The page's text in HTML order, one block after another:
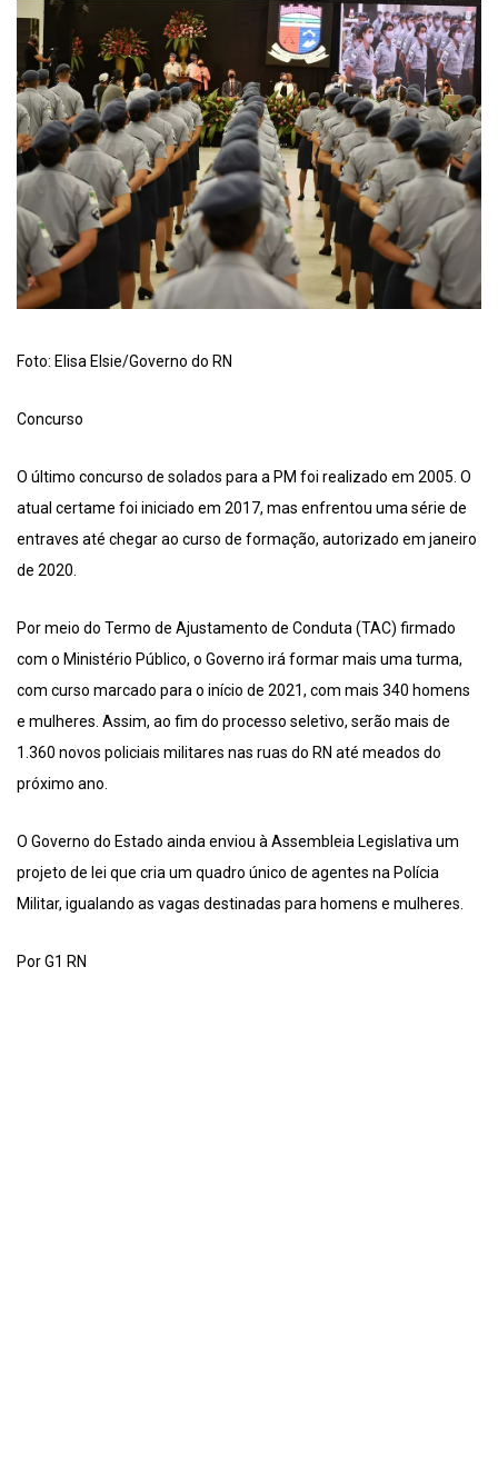
Foto: Elisa Elsie/Governo do RN
Concurso
O último concurso de solados para a PM foi realizado em 2005. O
atual certame foi iniciado em 2017, mas enfrentou uma série de
entraves até chegar ao curso de formação, autorizado em janeiro
de 2020.
Por meio do Termo de Ajustamento de Conduta (TAC) firmado
com o Ministério Público, o Governo irá formar mais uma turma,
com curso marcado para o início de 2021, com mais 340 homens
e mulheres. Assim, ao fim do processo seletivo, serão mais de
1.360 novos policiais militares nas ruas do RN até meados do
próximo ano.
O Governo do Estado ainda enviou à Assembleia Legislativa um
projeto de lei que cria um quadro único de agentes na Polícia
Militar, igualando as vagas destinadas para homens e mulheres.
Por G1 RN